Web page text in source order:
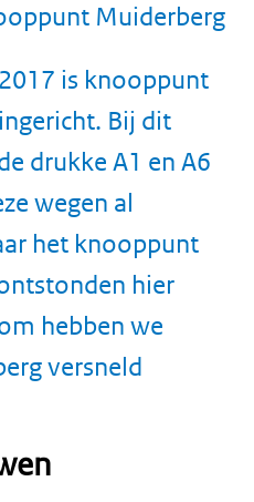
Muiderberg
is knooppunt
Bij dit
drukke A1 en A6
wegen al
het knooppunt
hier
hebben we
versneld